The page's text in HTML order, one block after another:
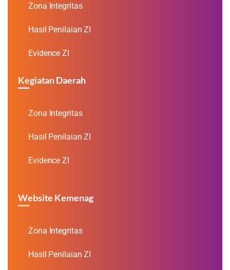
Zona Integritas
Hasil Penilaian ZI
Evidence ZI
Kegiatan Daerah
Zona Integritas
Hasil Penilaian ZI
Evidence ZI
Website Kemenag
Zona Integritas
Hasil Penilaian ZI